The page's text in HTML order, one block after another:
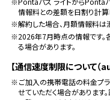
情報料との差額を日割り計算
※解約した場合、月額情報料
※2026年7月時点の情報です。各特典、コンテンツ等内容は予告なく変更・終了す
る場合があります。
【通信速度制限について（
※ご加入の携帯電話の料金プランにより、ご利用状況に応じて通信速度を制限さ
せていただく場合があります